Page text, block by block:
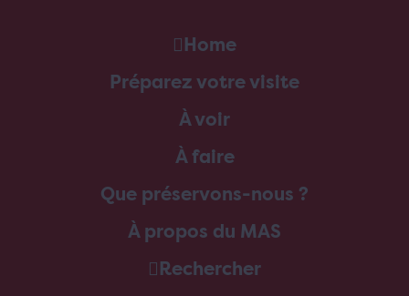
Home
Préparez votre visite
À voir
À faire
Que préservons-nous ?
À propos du MAS
Rechercher